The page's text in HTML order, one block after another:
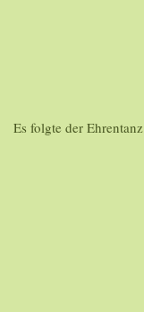
Es folgte der Ehrentanz